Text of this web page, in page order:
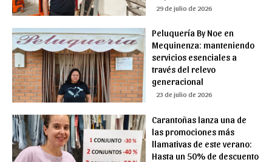
29 de julio de 2026
Peluquería By Noe en
Mequinenza: manteniendo
servicios esenciales a
través del relevo
generacional
23 de julio de 2026
Carantoñas lanza una de
las promociones más
llamativas de este verano:
Hasta un 50% de descuento